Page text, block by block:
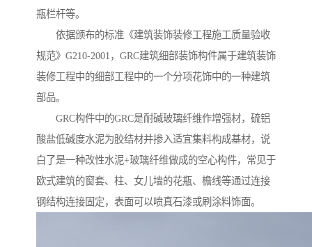
瓶栏杆等。
依据颁布的标准《建筑装饰装修工程施工质量验收
规范》G210-2001，GRC建筑细部装饰构件属于建筑装饰
装修工程中的细部工程中的一个分项花饰中的一种建筑
部品。
GRC构件中的GRC是耐碱玻璃纤维作增强材，硫铝
酸盐低碱度水泥为胶结材并掺入适宜集料构成基材，说
白了是一种改性水泥+玻璃纤维做成的空心构件，常见于
欧式建筑的窗套、柱、女儿墙的花瓶、檐线等通过连接
钢结构连接固定，表面可以喷真石漆或刷涂料饰面。